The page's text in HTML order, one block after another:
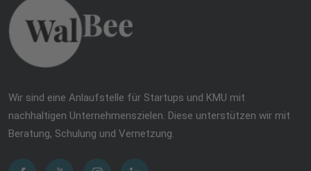
Wir sind eine Anlaufstelle für Startups und KMU mit
nachhaltigen Unternehmenszielen. Diese unterstützen wir mit
Beratung, Schulung und Vernetzung.